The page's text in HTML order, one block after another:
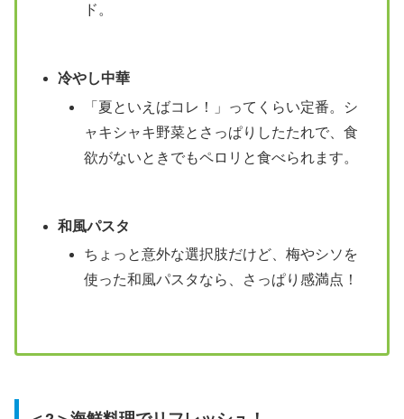
ド。
冷やし中華
「夏といえばコレ！」ってくらい定番。シ
ャキシャキ野菜とさっぱりしたたれで、食
欲がないときでもペロリと食べられます。
和風パスタ
ちょっと意外な選択肢だけど、梅やシソを
使った和風パスタなら、さっぱり感満点！